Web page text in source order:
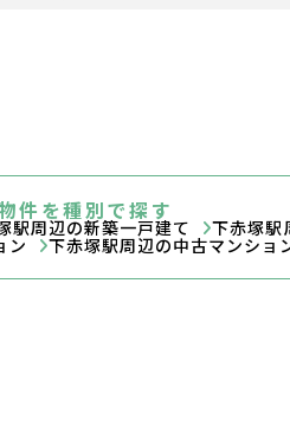
件を種別で探す
駅周辺の新築一戸建て 下赤塚駅
ン 下赤塚駅周辺の中古マンショ